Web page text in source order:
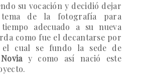
su vocación y decidió dejar
de la fotografía para
adecuado a su nueva
como fue el decantarse por
cual se fundo la sede de
y como así nació este